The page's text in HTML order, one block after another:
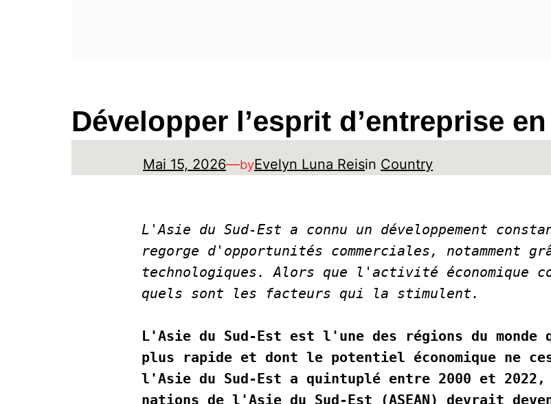
Développer l’esprit d’entreprise
Mai 15, 2026—byEvelyn Luna Reisin Country
L'Asie du Sud-Est a connu un développement
regorge d'opportunités commerciales, notamment
technologiques. Alors que l'activité économique
quels sont les facteurs qui la stimulent.
L'Asie du Sud-Est est l'une des régions du
plus rapide et dont le potentiel économique ne
l'Asie du Sud-Est a quintuplé entre 2000 et
nations de l'Asie du Sud-Est (ASEAN) devrait